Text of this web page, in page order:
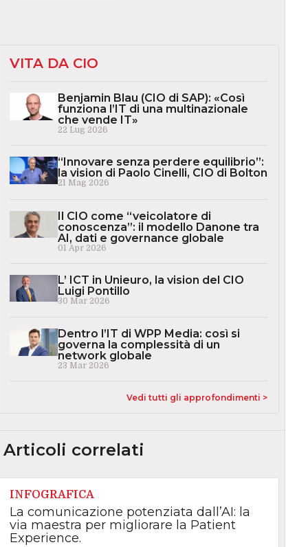
VITA DA CIO
Benjamin Blau (CIO di SAP): «Così
funziona l’IT di una multinazionale
che vende IT»
22 Lug 2026
“Innovare senza perdere equilibrio”:
la vision di Paolo Cinelli, CIO di Bolton
21 Mag 2026
Il CIO come “veicolatore di
conoscenza”: il modello Danone tra
AI, dati e governance globale
01 Apr 2026
L’ ICT in Unieuro, la vision del CIO
Luigi Pontillo
30 Mar 2026
Dentro l’IT di WPP Media: così si
governa la complessità di un
network globale
23 Mar 2026
Vedi tutti gli approfondimenti >
Articoli correlati
INFOGRAFICA
La comunicazione potenziata dall’AI: la
via maestra per migliorare la Patient
Experience.